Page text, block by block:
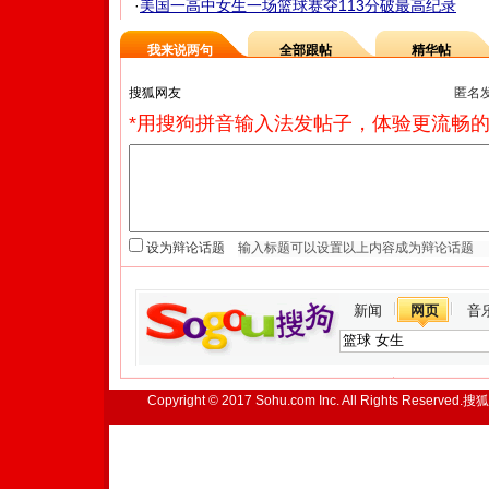
·美国一高中女生一场篮球赛夺113分破最高纪录
我来说两句 全部跟帖 精华帖
匿名
*用搜狗拼音输入法发帖子，体验更流畅
设为辩论话题
新闻 网页 音
Copyright © 2017 Sohu.com Inc. All Rights Reserved.搜